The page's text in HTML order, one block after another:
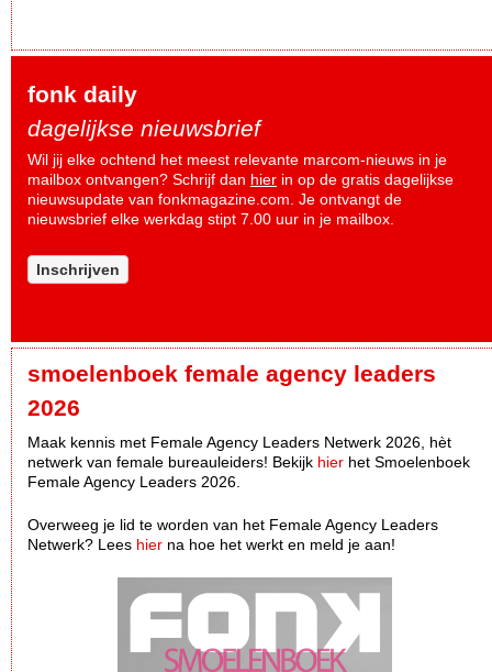
fonk daily
dagelijkse nieuwsbrief
Wil jij elke ochtend het meest relevante marcom-nieuws in je
mailbox ontvangen? Schrijf dan hier in op de gratis dagelijkse
nieuwsupdate van fonkmagazine.com. Je ontvangt de
nieuwsbrief elke werkdag stipt 7.00 uur in je mailbox.
Inschrijven
smoelenboek female agency leaders
2026
Maak kennis met Female Agency Leaders Netwerk 2026, hèt
netwerk van female bureauleiders! Bekijk hier het Smoelenboek
Female Agency Leaders 2026.
Overweeg je lid te worden van het Female Agency Leaders
Netwerk? Lees hier na hoe het werkt en meld je aan!